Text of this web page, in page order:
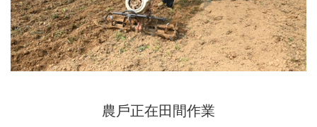
農戶正在田間作業